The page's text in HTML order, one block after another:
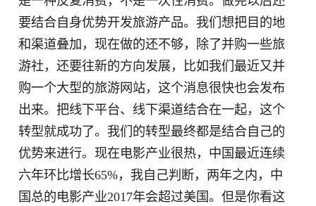
要结合自身优势开发旅游产品。我们想把目的地
和渠道叠加，现在做的还不够，除了并购一些旅
游社，还要往新的方向发展，比如我们最近又并
购一个大型的旅游网站，这个消息很快也会发布
出来。把线下平台、线下渠道结合在一起，这个
转型就成功了。我们的转型最终都是结合自己的
优势来进行。现在电影产业很热，中国最近连续
六年环比增长65%，我自己判断，两年之内，中
国总的电影产业2017年会超过美国。但是你看这